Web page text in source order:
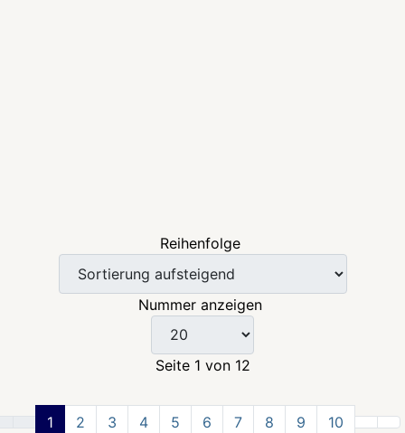
Reihenfolge
Nummer anzeigen
Seite 1 von 12
1 2 3 4 5 6 7 8 9 10